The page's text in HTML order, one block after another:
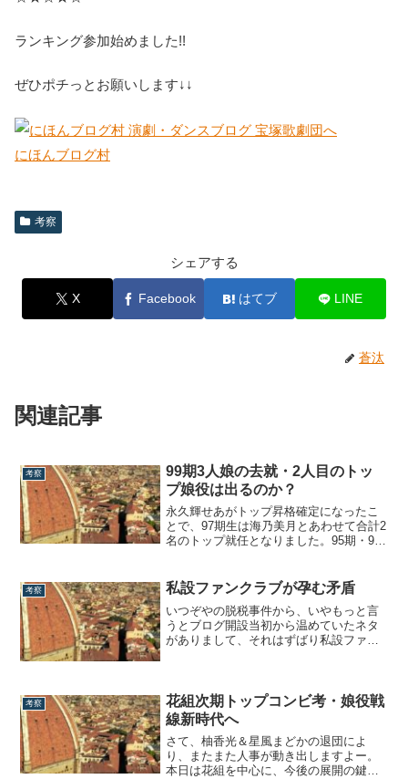
ランキング参加始めました!!
ぜひポチっとお願いします↓↓
にほんブログ村
考察
シェアする
X Facebook はてブ LINE
蒼汰
関連記事
考察
99期3人娘の去就・2人目のトッ
プ娘役は出るのか？
永久輝せあがトップ昇格確定になったこ
とで、97期生は海乃美月とあわせて合計2
名のトップ就任となりました。95期・96
だような印象がありますね。とはいえ98
期生は男役も娘役もたくさんの路線スタ
ーを生んだにも関わらず、トップになっ
た...
考察 私設ファンクラブが孕む矛盾
いつぞやの脱税事件から、いやもっと言
うとブログ開設当初から温めていたネタ
がありまして、それはずばり私設ファン
ませんが、運営者masaさんはガッツリ会
活動をしております。そして蒼汰は以前
に芸術...
考察
花組次期トップコンビ考・娘役戦
線新時代へ
さて、柚香光＆星風まどかの退団によ
り、またまた人事が動き出しますよー。
本日は花組を中心に、今後の展開の鍵に